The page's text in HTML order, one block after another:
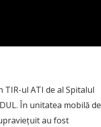
ul ATI de al Spitalul
În unitatea mobilă de
au fost